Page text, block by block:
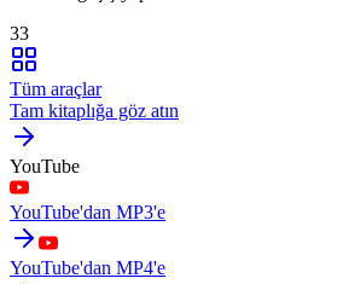
33
Tüm araçlar
Tam kitaplığa göz atın
YouTube
YouTube'dan MP3'e
YouTube'dan MP4'e